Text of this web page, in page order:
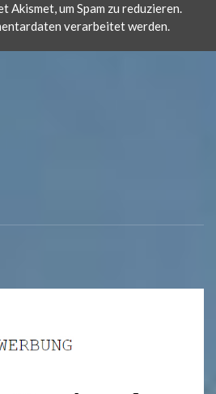
Akismet, um Spam zu reduzieren.
verarbeitet werden.